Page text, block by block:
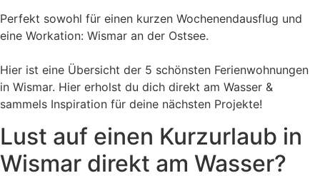
Perfekt sowohl für einen kurzen Wochenendausflug und
eine Workation: Wismar an der Ostsee.
Hier ist eine Übersicht der 5 schönsten Ferienwohnungen
in Wismar. Hier erholst du dich direkt am Wasser &
sammels Inspiration für deine nächsten Projekte!
Lust auf einen Kurzurlaub in
Wismar direkt am Wasser?​